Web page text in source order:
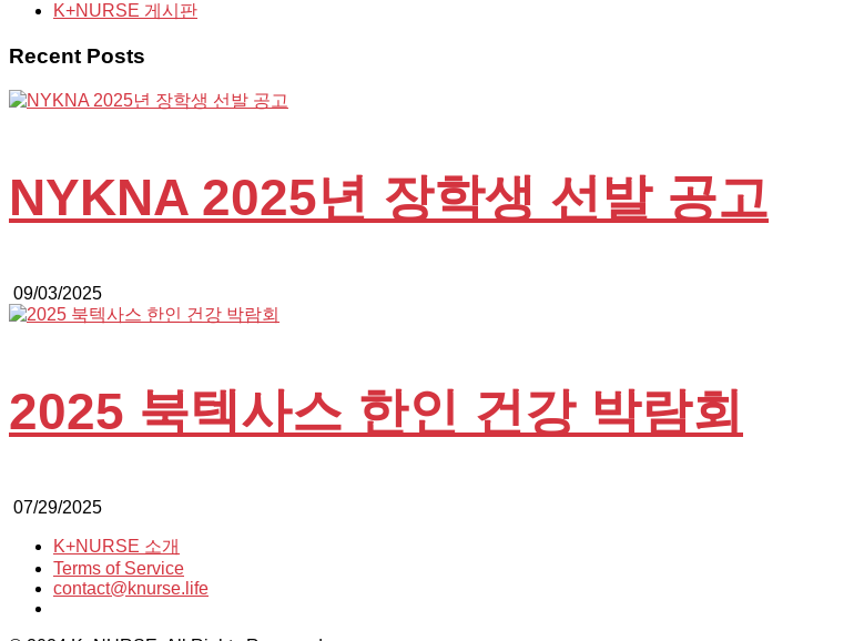
K+NURSE 게시판
Recent Posts
NYKNA 2025년 장학생 선발 공고
09/03/2025
2025 북텍사스 한인 건강 박람회
07/29/2025
K+NURSE 소개
Terms of Service
contact@knurse.life